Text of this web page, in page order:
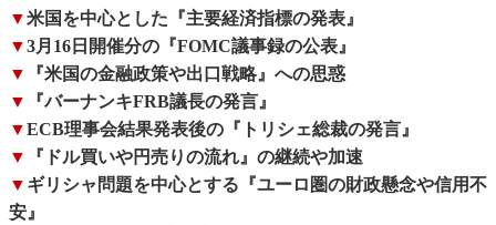
▼米国を中心とした『主要経済指標の発表』
▼3月16日開催分の『FOMC議事録の公表』
▼
『米国の金融政策や出口戦略』への思惑
▼
『バーナンキFRB議長の発言』
▼ECB理事会結果発表後の『トリシェ総裁の発言』
▼
『ドル買いや円売りの流れ』の継続や加速
▼ ギリシャ問題を中心とする『ユーロ圏の財政懸念や信用不
安』